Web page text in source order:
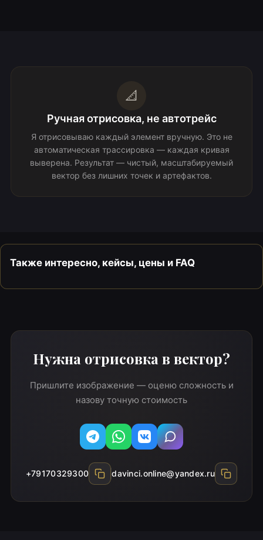
📐
Ручная отрисовка, не автотрейс
Я отрисовываю каждый элемент вручную. Это не
автоматическая трассировка — каждая кривая
выверена. Результат — чистый, масштабируемый
вектор без лишних точек и артефактов.
Также интересно, кейсы, цены и FAQ
Нужна отрисовка в вектор?
Пришлите изображение — оценю сложность и
назову точную стоимость
TelegramWhatsAppВконтакте
MAX
+79170329300 davinci.online@yandex.ru